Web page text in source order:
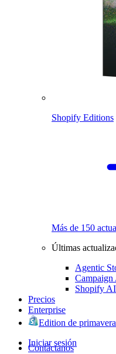
Shopify Editions
Más de 150
Últimas
Agentic
Shopify
Precios
Enterprise
Edition de
Iniciar sesión
Contáctanos